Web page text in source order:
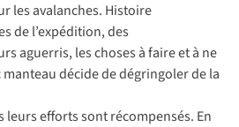
les avalanches. Histoire
de l’expédition, des
aguerris, les choses à faire et à ne
décide de dégringoler de la
leurs efforts sont récompensés. En